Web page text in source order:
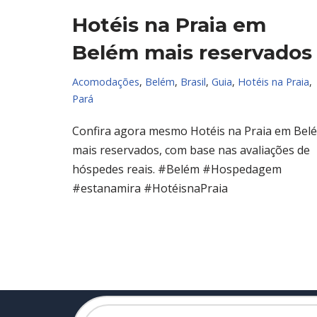
Hotéis na Praia em
Belém mais reservados
Acomodações, Belém, Brasil, Guia, Hotéis na Praia,
Pará
Confira agora mesmo Hotéis na Praia em
mais reservados, com base nas avaliações de
hóspedes reais. #Belém #Hospedagem
#estanamira #HotéisnaPraia